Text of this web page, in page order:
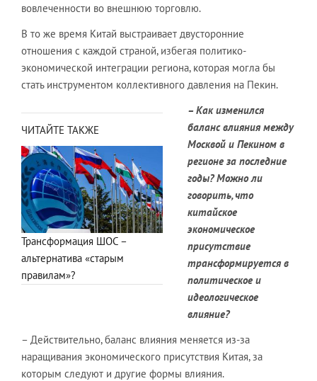
вовлеченности во внешнюю торговлю.
В то же время Китай выстраивает двусторонние
отношения с каждой страной, избегая политико-
экономической интеграции региона, которая могла бы
стать инструментом коллективного давления на Пекин.
ЧИТАЙТЕ ТАКЖЕ
Трансформация ШОС –
альтернатива «старым
правилам»?
– Как изменился
баланс влияния между
Москвой и Пекином в
регионе за последние
годы? Можно ли
говорить, что
китайское
экономическое
присутствие
трансформируется в
политическое и
идеологическое
влияние?
– Действительно, баланс влияния меняется из-за
наращивания экономического присутствия Китая, за
которым следуют и другие формы влияния.